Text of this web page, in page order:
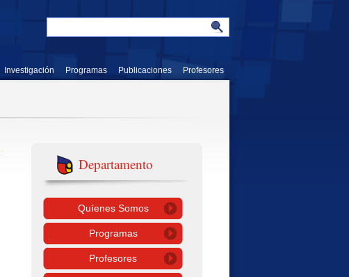
Investigación Programas Publicaciones Profesores
Departamento
Quíenes Somos
Programas
Profesores